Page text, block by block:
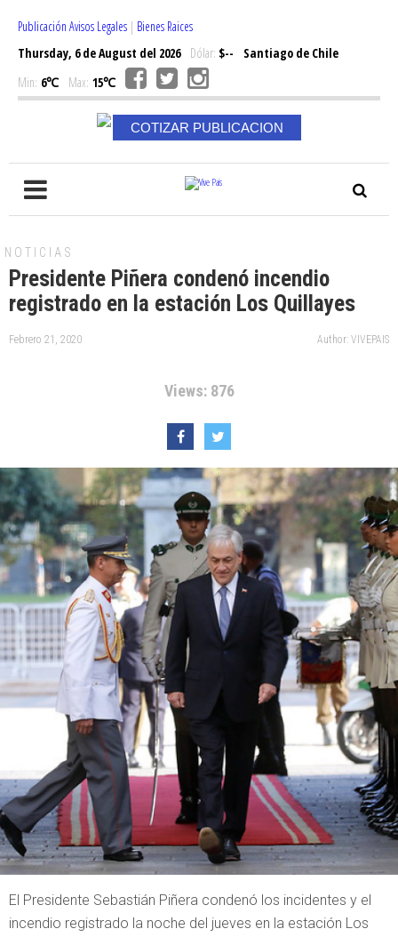
Publicación Avisos Legales | Bienes Raices
Thursday, 6 de August del 2026Dólar: $--
Santiago de Chile
Min: 6℃ Max: 15℃
COTIZAR PUBLICACION
NOTICIAS
Presidente Piñera condenó incendio
registrado en la estación Los Quillayes
Febrero 21, 2020 Author: VIVEPAIS
Views: 876
El Presidente Sebastián Piñera condenó los incidentes y el
incendio registrado la noche del jueves en la estación Los